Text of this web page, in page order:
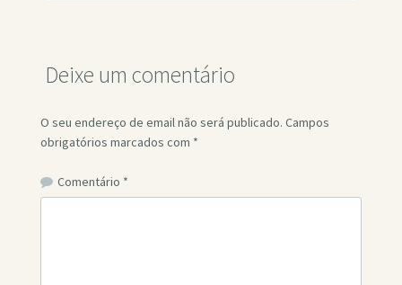
Deixe um comentário
O seu endereço de email não será publicado. Campos
obrigatórios marcados com *
Comentário *